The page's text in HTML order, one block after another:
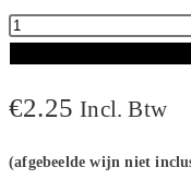
Wijnetiket
aantal
€2.25 Incl. Btw
(afgebeelde wijn niet